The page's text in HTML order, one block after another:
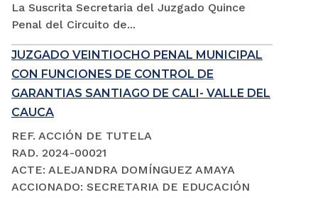
La Suscrita Secretaria del Juzgado Quince
Penal del Circuito de...
JUZGADO VEINTIOCHO PENAL MUNICIPAL
CON FUNCIONES DE CONTROL DE
GARANTIAS SANTIAGO DE CALI- VALLE DEL
CAUCA
REF. ACCIÓN DE TUTELA
RAD. 2024-00021
ACTE: ALEJANDRA DOMÍNGUEZ AMAYA
ACCIONADO: SECRETARIA DE EDUCACIÓN